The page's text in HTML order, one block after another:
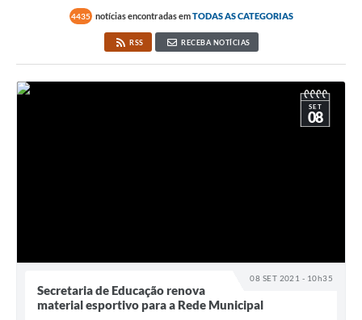
4435 notícias encontradas emTODAS AS CATEGORIAS
RSS RECEBA NOTÍCIAS
08 SET 2021 - 10h35
SET
08
Secretaria de Educação renova
material esportivo para a Rede Municipal